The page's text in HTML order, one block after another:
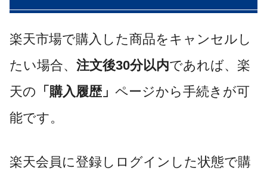
楽天市場で購入した商品をキャンセルし
たい場合、 注文後30分以内であれば、楽
天の 「購入履歴」 ページから手続きが可
能です。
楽天会員に登録しログインした状態で購